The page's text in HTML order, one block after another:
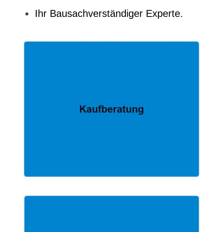
Ihr Bausachverständiger Experte.